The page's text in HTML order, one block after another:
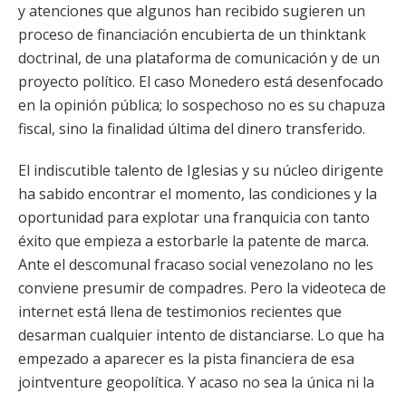
y atenciones que algunos han recibido sugieren un
proceso de financiación encubierta de un thinktank
doctrinal, de una plataforma de comunicación y de un
proyecto político. El caso Monedero está desenfocado
en la opinión pública; lo sospechoso no es su chapuza
fiscal, sino la finalidad última del dinero transferido.
El indiscutible talento de Iglesias y su núcleo dirigente
ha sabido encontrar el momento, las condiciones y la
oportunidad para explotar una franquicia con tanto
éxito que empieza a estorbarle la patente de marca.
Ante el descomunal fracaso social venezolano no les
conviene presumir de compadres. Pero la videoteca de
internet está llena de testimonios recientes que
desarman cualquier intento de distanciarse. Lo que ha
empezado a aparecer es la pista financiera de esa
jointventure geopolítica. Y acaso no sea la única ni la